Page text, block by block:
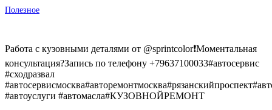
Полезное
Работа с кузовными деталями от @sprintcolor❗️Моментальная
консультация?Запись по телефону +79637100033#автосервис
#сходразвал
#автоуслуги #автомасла#КУЗОВНОЙРЕМОНТ